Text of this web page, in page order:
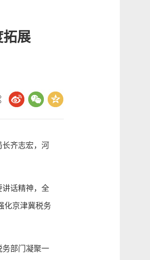
拓展
齐志宏，河
话精神，全
化京津冀税务
部门凝聚一